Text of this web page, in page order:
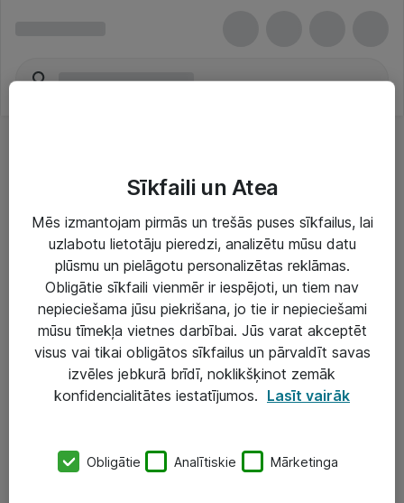
Risinājumi & Pakalpojumi
IT serviss un atbalsts
IT infrastruktūra
Darba vietu IT risinājumi
Serveri un datu centri
SIA „ATEA”
Sīkfaili un Atea
Mēs izmantojam pirmās un trešās puses sīkfailus, lai
uzlabotu lietotāju pieredzi, analizētu mūsu datu
plūsmu un pielāgotu personalizētas reklāmas.
Obligātie sīkfaili vienmēr ir iespējoti, un tiem nav
nepieciešama jūsu piekrišana, jo tie ir nepieciešami
mūsu tīmekļa vietnes darbībai. Jūs varat akceptēt
visus vai tikai obligātos sīkfailus un pārvaldīt savas
izvēles jebkurā brīdī, noklikšķinot zemāk
konfidencialitātes iestatījumos. Lasīt vairāk
Obligātie Analītiskie Mārketinga